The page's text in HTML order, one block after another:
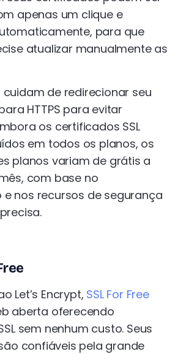
apenas um clique e
para que
atualizar manualmente as
cuidam de redirecionar seu
HTTPS para evitar
os certificados SSL
em todos os planos, os
planos variam de grátis a
com base no
e nos recursos de segurança
Let’s Encrypt, SSL For Free
aberta oferecendo
sem nenhum custo. Seus
confiáveis ​​pela grande